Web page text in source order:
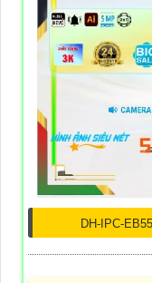
DH-IPC-